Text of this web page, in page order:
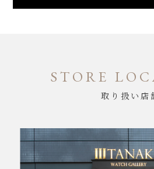
STORE
取り扱い店